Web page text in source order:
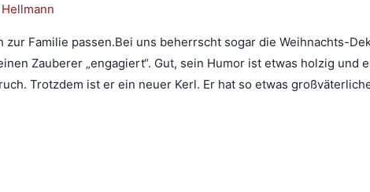
zur Familie passen.Bei uns beherrscht sogar die Weihnachts-
Zauberer „engagiert“. Gut, sein Humor ist etwas holzig und
Trotzdem ist er ein neuer Kerl. Er hat so etwas